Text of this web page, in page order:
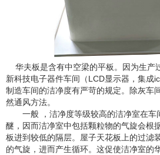
华夫板是含有中空梁的平板。因为生产
新科技电子器件车间（LCD显示器，集成
制造车间的洁净度有严苛的规定。除灰车
然通风方法。
一般 ，洁净度等级较高的洁净室在车
醚，因而洁净室中包括颗粒物的气旋会根
板进到较低的隔层。屋子天花板上的过滤
的气旋，进而产生循环。这促使洁净室的